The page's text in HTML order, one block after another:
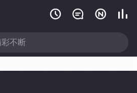
   